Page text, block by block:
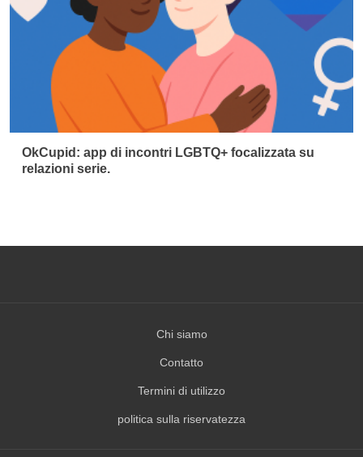
OkCupid: app di incontri LGBTQ+ focalizzata su
relazioni serie.
Chi siamo
Contatto
Termini di utilizzo
politica sulla riservatezza